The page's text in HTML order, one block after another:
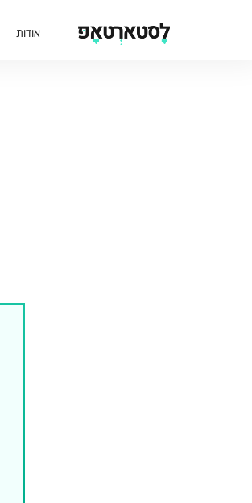
אודות